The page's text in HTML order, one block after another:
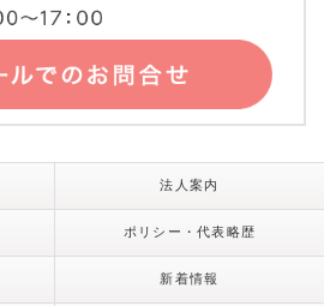
法人案内
ポリシー・代表略歴
新着情報